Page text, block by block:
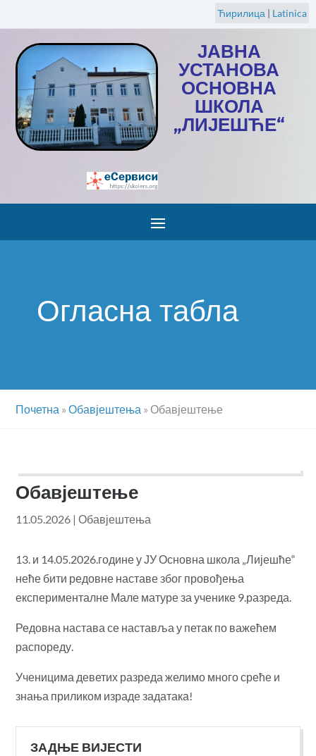
Ћирилица | Latinica
ЈАВНА
УСТАНОВА
ОСНОВНА
ШКОЛА
„ЛИЈЕШЋЕ“
Огласна табла
Почетна »Обавјештења »Обавјештење
Обавјештење
11.05.2026 |Обавјештења
13. и 14.05.2026.године у ЈУ Основна школа „Лијешће“
неће бити редовне наставе због провођења
експерименталне Мале матуре за ученике 9.разреда.
Редовна настава се наставља у петак по важећем
распореду.
Ученицима деветих разреда желимо много среће и
знања приликом израде задатака!
ЗАДЊЕ ВИЈЕСТИ